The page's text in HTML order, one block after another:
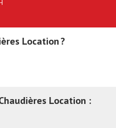
Location ?
Location :